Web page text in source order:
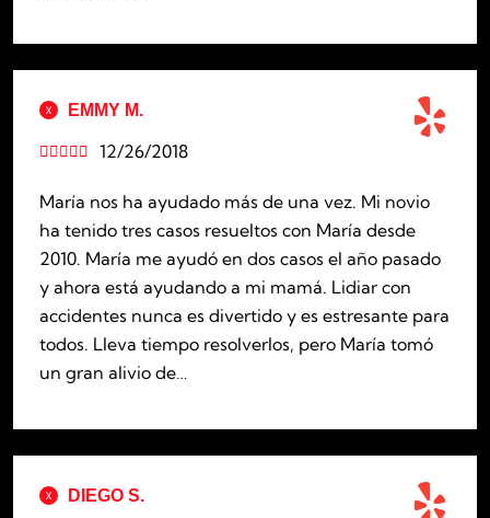
EMMY M.
12/26/2018

María nos ha ayudado más de una vez. Mi novio
ha tenido tres casos resueltos con María desde
2010. María me ayudó en dos casos el año pasado
y ahora está ayudando a mi mamá. Lidiar con
accidentes nunca es divertido y es estresante para
todos. Lleva tiempo resolverlos, pero María tomó
un gran alivio de…
DIEGO S.